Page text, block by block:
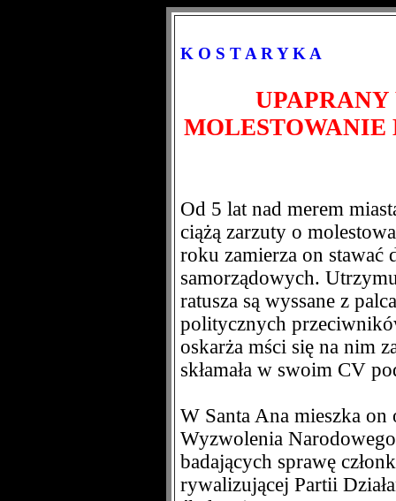
K O S T A R Y K A
MOLESTOWANIE
Od 5 lat nad merem
ciążą zarzuty o
roku zamierza on
samorządowych.
ratusza są wyssane z
politycznych
oskarża mści się na nim
skłamała w swoim CV
W Santa Ana mieszka
Wyzwolenia
badających sprawę
rywalizującej Partii